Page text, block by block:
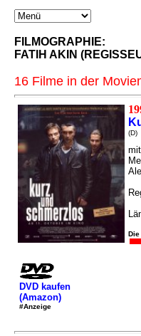
FILMOGRAPHIE:
FATIH AKIN
16 Filme in der
(D)
mit
DVD kaufen
(Amazon)
#Anzeige